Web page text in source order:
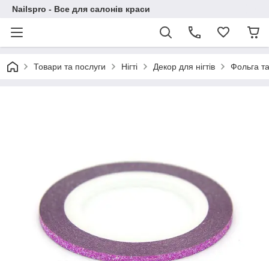
Nailspro - Все для салонів краси
Товари та послуги Нігті Декор для нігтів Фольга